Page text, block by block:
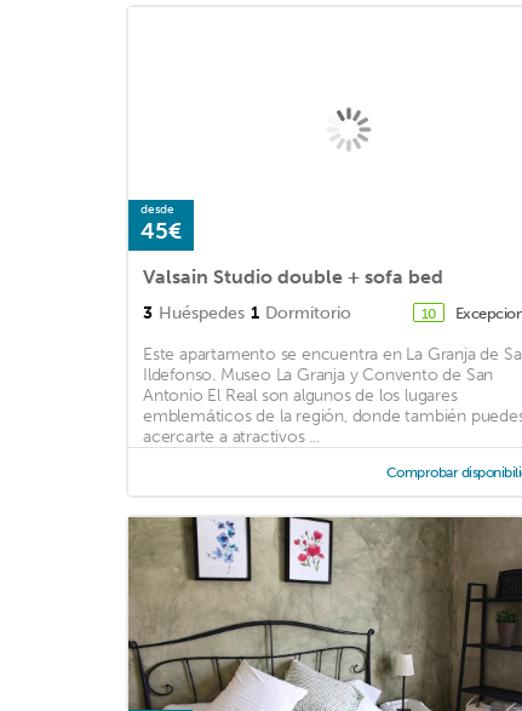
desde
45€
Valsain Studio double + sofa bed
3 Huéspedes 1 Dormitorio 10
Este apartamento se encuentra en La Granja de
Ildefonso. Museo La Granja y Convento de San
Antonio El Real son algunos de los lugares
emblemáticos de la región, donde también
acercarte a atractivos ...
Comprobar